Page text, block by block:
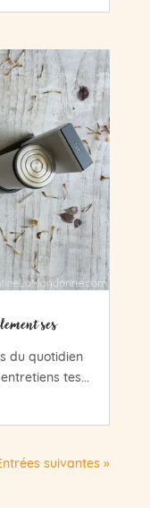
ses
du quotidien
tes...
suivantes »